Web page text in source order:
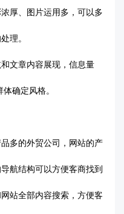
厚、图片运用多，可以多
理。
文章内容展现，信息量
确定风格。
多的外贸公司，网站的产
航结构可以方便客商找到
站全部内容搜索，方便客